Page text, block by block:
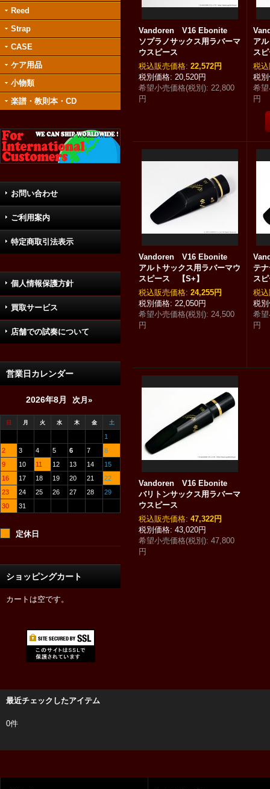
Reed
Strap
CASE
ケア用品
小物類
楽譜・教則本・CD
お問い合わせ
ご利用案内
特定商取引法表示
個人情報保護方針
買取サービス
店舗での試奏について
営業日カレンダー
2026年8月 次月»
日 月 火 水 木 金 土
1
2
3 4 5 6 7
8
9
10 11 12 13 14
15
16
17 18 19 20 21
22
23
24 25 26 27 28
29
30
31
定休日
ショッピングカート
カートは空です。
Vandoren V16 Ebonite
ソプラノサックス用ラバーマ
ウスピース
20,520円
税込 : 22,572円
希望小売価格(税別): 22,800
円
ア
ス
税込
希
円
Vandoren V16 Ebonite
アルトサックス用ラバーマウ
スピース 【S+】
22,050円
税込 : 24,255円
希望小売価格(税別): 24,500
円
テ
ス
税込
希
円
Vandoren V16 Ebonite
バリトンサックス用ラバーマ
ウスピース
43,020円
税込 : 47,322円
希望小売価格(税別): 47,800
円
最近チェックしたアイテム
0件